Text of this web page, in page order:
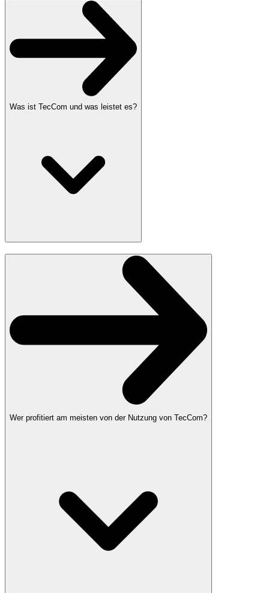
Was ist TecCom und was leistet es?
Wer profitiert am meisten von der Nutzung von TecCom?